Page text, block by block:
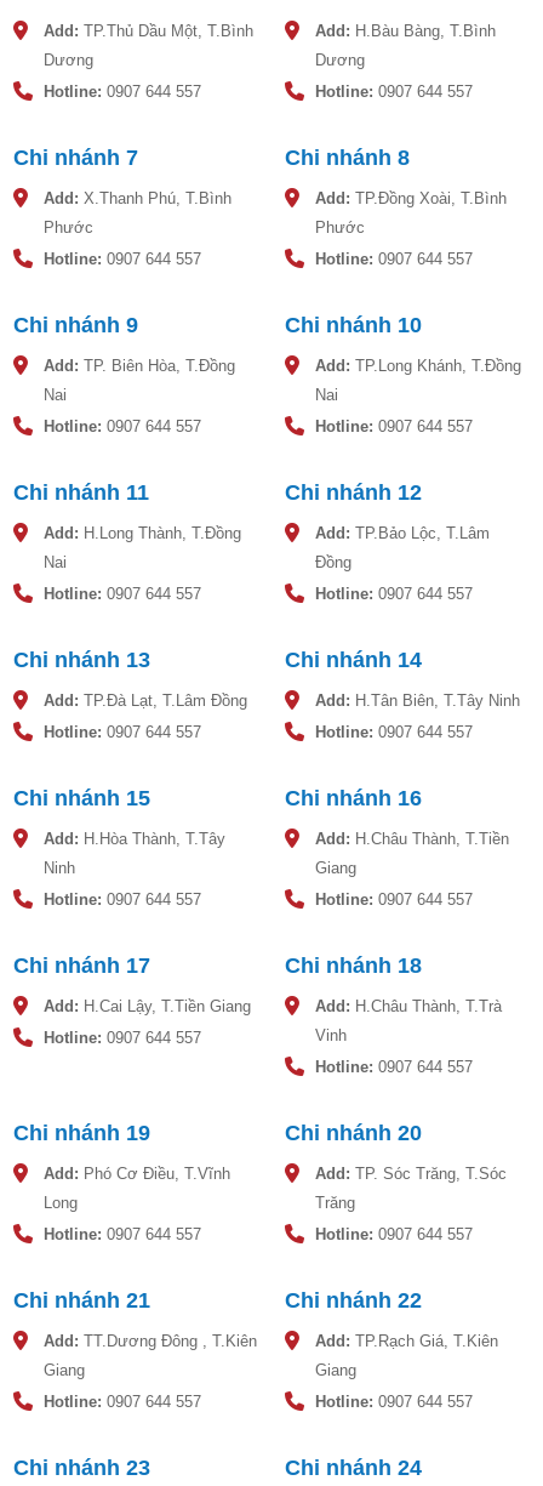
Add: TP.Thủ Dầu Một, T.Bình
Dương
Hotline: 0907 644 557
Add: H.Bàu Bàng, T.Bình
Dương
Hotline: 0907 644 557
Chi nhánh 7
Add: X.Thanh Phú, T.Bình
Phước
Hotline: 0907 644 557
Chi nhánh 8
Add: TP.Đồng Xoài, T.Bình
Phước
Hotline: 0907 644 557
Chi nhánh 9
Add: TP. Biên Hòa, T.Đồng
Nai
Hotline: 0907 644 557
Chi nhánh 10
Add: TP.Long Khánh, T.Đồng
Nai
Hotline: 0907 644 557
Chi nhánh 11
Add: H.Long Thành, T.Đồng
Nai
Hotline: 0907 644 557
Chi nhánh 12
Add: TP.Bảo Lộc, T.Lâm
Đồng
Hotline: 0907 644 557
Chi nhánh 13
Add: TP.Đà Lạt, T.Lâm Đồng
Hotline: 0907 644 557
Chi nhánh 14
Add: H.Tân Biên, T.Tây Ninh
Hotline: 0907 644 557
Chi nhánh 15
Add: H.Hòa Thành, T.Tây
Ninh
Hotline: 0907 644 557
Chi nhánh 16
Add: H.Châu Thành, T.Tiền
Giang
Hotline: 0907 644 557
Chi nhánh 17
Add: H.Cai Lậy, T.Tiền Giang
Hotline: 0907 644 557
Chi nhánh 18
Add: H.Châu Thành, T.Trà
Vinh
Hotline: 0907 644 557
Chi nhánh 19
Add: Phó Cơ Điều, T.Vĩnh
Long
Hotline: 0907 644 557
Chi nhánh 20
Add: TP. Sóc Trăng, T.Sóc
Trăng
Hotline: 0907 644 557
Chi nhánh 21
Add: TT.Dương Đông , T.Kiên
Giang
Hotline: 0907 644 557
Chi nhánh 22
Add: TP.Rạch Giá, T.Kiên
Giang
Hotline: 0907 644 557
Chi nhánh 23 Chi nhánh 24